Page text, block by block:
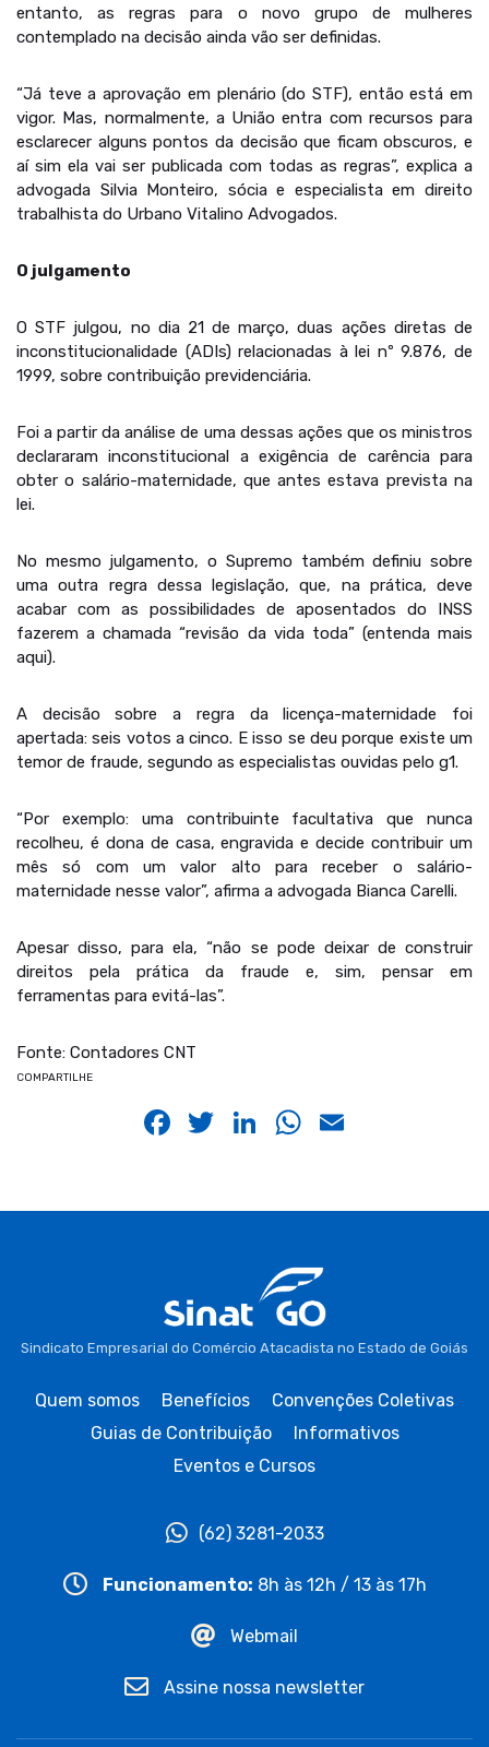
entanto, as regras para o novo grupo de mulheres
contemplado na decisão ainda vão ser definidas.
“Já teve a aprovação em plenário (do STF), então está em
vigor. Mas, normalmente, a União entra com recursos para
esclarecer alguns pontos da decisão que ficam obscuros, e
aí sim ela vai ser publicada com todas as regras”, explica a
advogada Silvia Monteiro, sócia e especialista em direito
trabalhista do Urbano Vitalino Advogados.
O julgamento
O STF julgou, no dia 21 de março, duas ações diretas de
inconstitucionalidade (ADIs) relacionadas à lei nº 9.876, de
1999, sobre contribuição previdenciária.
Foi a partir da análise de uma dessas ações que os ministros
declararam inconstitucional a exigência de carência para
obter o salário-maternidade, que antes estava prevista na
lei.
No mesmo julgamento, o Supremo também definiu sobre
uma outra regra dessa legislação, que, na prática, deve
acabar com as possibilidades de aposentados do INSS
fazerem a chamada “revisão da vida toda” (entenda mais
aqui).
A decisão sobre a regra da licença-maternidade foi
apertada: seis votos a cinco. E isso se deu porque existe um
temor de fraude, segundo as especialistas ouvidas pelo g1.
“Por exemplo: uma contribuinte facultativa que nunca
recolheu, é dona de casa, engravida e decide contribuir um
mês só com um valor alto para receber o salário-
maternidade nesse valor”, afirma a advogada Bianca Carelli.
Apesar disso, para ela, “não se pode deixar de construir
direitos pela prática da fraude e, sim, pensar em
ferramentas para evitá-las”.
Fonte: Contadores CNT
COMPARTILHE
Facebook
Twitter
LinkedIn
WhatsApp
Sindicato Empresarial do Comércio Atacadista no Estado de Goiás
Quem somos Benefícios
Convenções Coletivas
Guias de Contribuição
Informativos
Eventos e Cursos
(62) 3281-2033
Funcionamento: 8h às 12h / 13 às 17h
Webmail
Assine nossa newsletter